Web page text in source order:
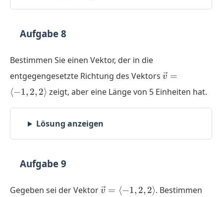
Aufgabe 8
Bestimmen Sie einen Vektor, der in die
entgegengesetzte Richtung des Vektors \vec{v}
\langle
-1,2,2
v =
⟨−1, 2, 2⟩ zeigt, aber eine Länge von 5 Einheiten hat.
Lösung anzeigen
Aufgabe 9
Gegeben sei der Vektor\vec{v}
v = ⟨−1, 2, 2⟩. Bestimmen